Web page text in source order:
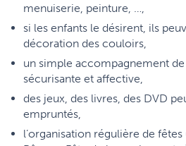
menuiserie, peinture, …,
si les enfants le désirent, ils
décoration des couloirs,
un simple accompagnement de
sécurisante et affective,
des jeux, des livres, des DVD
empruntés,
l’organisation régulière de